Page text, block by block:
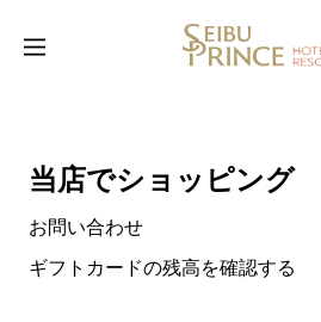
当店でショッピング
お問い合わせ
ギフトカードの残高を確認する